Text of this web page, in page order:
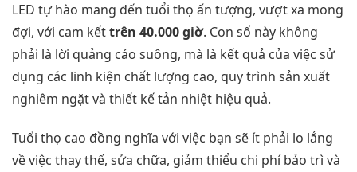
LED tự hào mang đến tuổi thọ ấn tượng, vượt xa mong
đợi, với cam kếttrên 40.000 giờ. Con số này không
phải là lời quảng cáo suông, mà là kết quả của việc sử
dụng các linh kiện chất lượng cao, quy trình sản xuất
nghiêm ngặt và thiết kế tản nhiệt hiệu quả.
Tuổi thọ cao đồng nghĩa với việc bạn sẽ ít phải lo lắng
về việc thay thế, sửa chữa, giảm thiểu chi phí bảo trì và